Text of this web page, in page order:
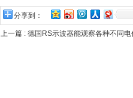
分享到：
上一篇 : 德国RS示波器能观察各种不同